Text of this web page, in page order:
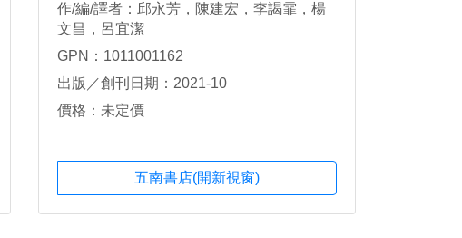
作/編/譯者：邱永芳，陳建宏，李謁霏，楊
文昌，呂宜潔
GPN：1011001162
出版／創刊日期：2021-10
價格：未定價
五南書店(開新視窗)